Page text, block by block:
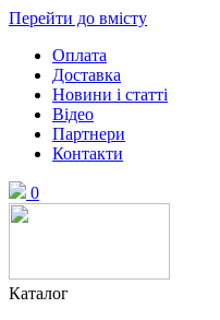
Перейти до вмісту
Оплата
Доставка
Новини і статті
Відео
Партнери
Контакти
0
Каталог